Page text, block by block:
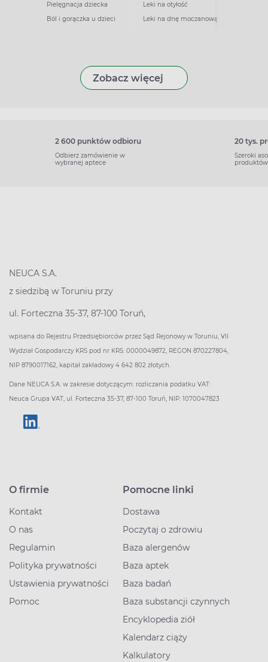
Pielęgnacja dziecka
Ból i gorączka u dzieci
Leki na otyłość
Leki na dnę moczanową
Zobacz więcej
2 600 punktów odbioru
Odbierz zamówienie w
wybranej aptece
20 tys.
Szeroki
produktów
NEUCA S.A.
z siedzibą w Toruniu przy
ul. Forteczna 35-37, 87-100 Toruń,
wpisana do Rejestru Przedsiębiorców przez Sąd Rejonowy w Toruniu, VII
Wydział Gospodarczy KRS pod nr KRS: 0000049872, REGON 870227804,
NIP 8790017162, kapitał zakładowy 4 642 802 złotych.
Dane NEUCA S.A. w zakresie dotyczącym: rozliczania podatku VAT:
Neuca Grupa VAT, ul. Forteczna 35-37, 87-100 Toruń, NIP: 1070047823
O firmie
Kontakt
O nas
Regulamin
Polityka prywatności
Ustawienia prywatności
Pomoc
Pomocne linki
Dostawa
Poczytaj o zdrowiu
Baza alergenów
Baza aptek
Baza badań
Baza substancji czynnych
Encyklopedia ziół
Kalendarz ciąży
Kalkulatory